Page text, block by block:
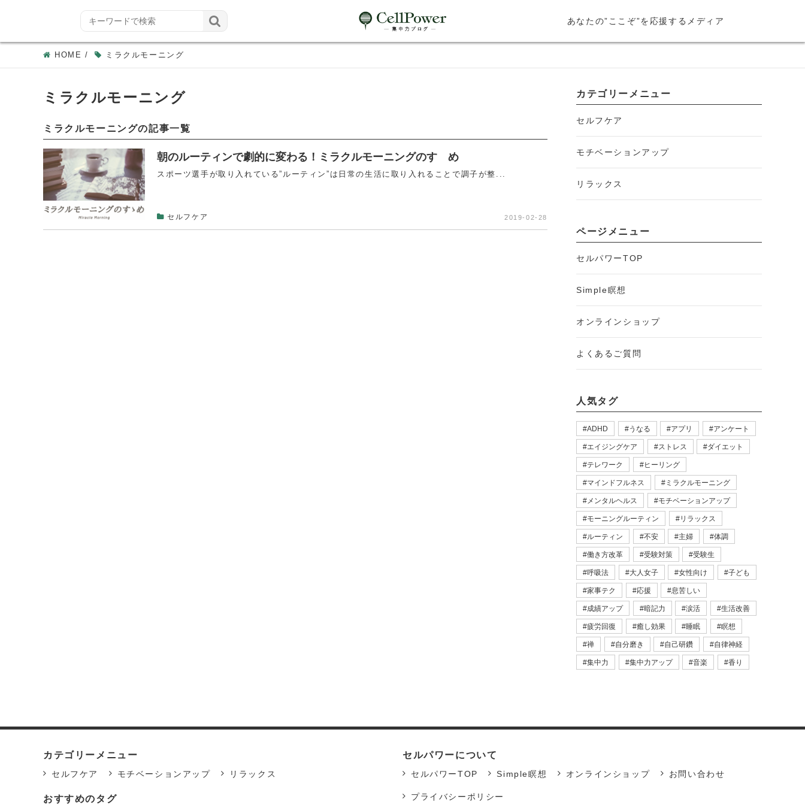
 あなたの”ここぞ”を応援するメディア
HOME / ミラクルモーニング
ミラクルモーニング
ミラクルモーニングの記事一覧
朝のルーティンで劇的に変わる！ミラクルモーニングのすゝめ
スポーツ選手が取り入れている”ルーティン”は日常の生活に取り入れることで調子が整...
セルフケア 2019-02-28
カテゴリーメニュー
セルフケア
モチベーションアップ
リラックス
ページメニュー
セルパワーTOP
Simple瞑想
オンラインショップ
よくあるご質問
人気タグ
ADHD うなる アプリ アンケート
エイジングケア ストレス ダイエット
テレワーク ヒーリング
マインドフルネス ミラクルモーニング
メンタルヘルス モチベーションアップ
モーニングルーティン リラックス
ルーティン 不安 主婦 体調
働き方改革 受験対策 受験生
呼吸法 大人女子 女性向け 子ども
家事テク 応援 息苦しい
成績アップ 暗記力 涙活 生活改善
疲労回復 癒し効果 睡眠 瞑想
禅 自分磨き 自己研鑽 自律神経
集中力 集中力アップ 音楽 香り
カテゴリーメニュー
セルフケア モチベーションアップ リラックス
おすすめのタグ
セルパワーについて
セルパワーTOP Simple瞑想 オンラインショップ お問い合わせ
プライバシーポリシー